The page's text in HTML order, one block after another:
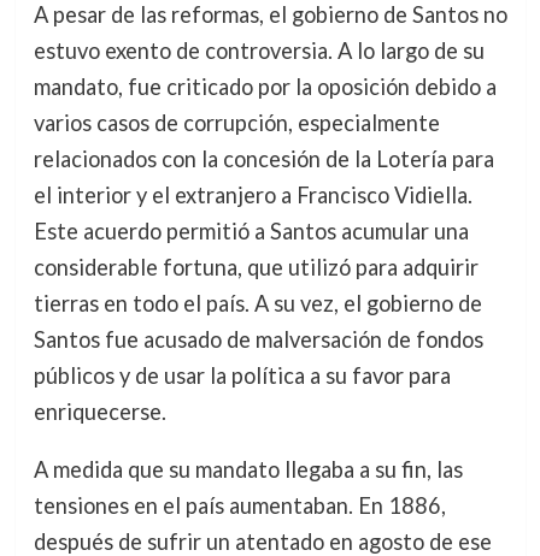
A pesar de las reformas, el gobierno de Santos no
estuvo exento de controversia. A lo largo de su
mandato, fue criticado por la oposición debido a
varios casos de corrupción, especialmente
relacionados con la concesión de la Lotería para
el interior y el extranjero a Francisco Vidiella.
Este acuerdo permitió a Santos acumular una
considerable fortuna, que utilizó para adquirir
tierras en todo el país. A su vez, el gobierno de
Santos fue acusado de malversación de fondos
públicos y de usar la política a su favor para
enriquecerse.
A medida que su mandato llegaba a su fin, las
tensiones en el país aumentaban. En 1886,
después de sufrir un atentado en agosto de ese